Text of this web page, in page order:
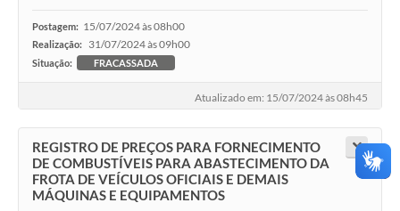
Postagem: 15/07/2024 às 08h00
Realização: 31/07/2024 às 09h00
Situação: FRACASSADA
Atualizado em: 15/07/2024 às 08h45
REGISTRO DE PREÇOS PARA FORNECIMENTO
DE COMBUSTÍVEIS PARA ABASTECIMENTO DA
FROTA DE VEÍCULOS OFICIAIS E DEMAIS
MÁQUINAS E EQUIPAMENTOS